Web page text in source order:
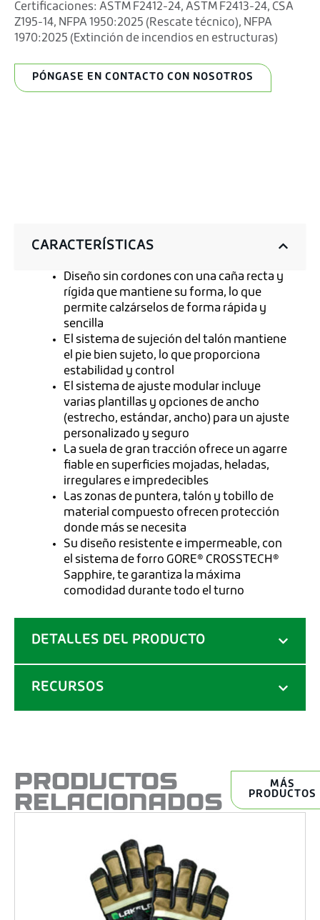
Certificaciones: ASTM F2412-24, ASTM F2413-24, CSA
Z195-14, NFPA 1950:2025 (Rescate técnico), NFPA
1970:2025 (Extinción de incendios en estructuras)
PÓNGASE EN CONTACTO CON NOSOTROS
CARACTERÍSTICAS
DETALLES DEL PRODUCTO
RECURSOS
Diseño sin cordones con una caña recta y
rígida que mantiene su forma, lo que
permite calzárselos de forma rápida y
sencilla
El sistema de sujeción del talón mantiene
el pie bien sujeto, lo que proporciona
estabilidad y control
El sistema de ajuste modular incluye
varias plantillas y opciones de ancho
(estrecho, estándar, ancho) para un ajuste
personalizado y seguro
La suela de gran tracción ofrece un agarre
fiable en superficies mojadas, heladas,
irregulares e impredecibles
Las zonas de puntera, talón y tobillo de
material compuesto ofrecen protección
donde más se necesita
Su diseño resistente e impermeable, con
el sistema de forro GORE® CROSSTECH®
Sapphire, te garantiza la máxima
comodidad durante todo el turno
PRODUCTOS
RELACIONADOS
MÁS
PRODUCTOS